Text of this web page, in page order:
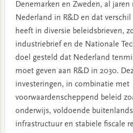
Denemarken en Zweden, al jaren
Nederland in R&D en dat
heeft in diversie beleidsbrieven,
industriebrief en de Nationale
doel gesteld dat Nederland
moet geven aan R&D in 2030.
investeringen, in combinatie met
voorwaardenscheppend beleid
onderwijs, voldoende
infrastructuur en stabiele fiscale